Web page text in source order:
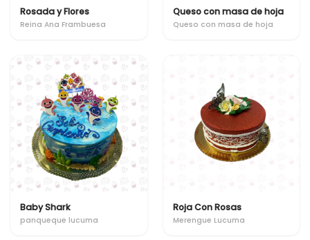
Rosada y Flores
Reina Ana Frambuesa
Queso con masa de hoja
Queso con masa de hoja
Baby Shark
panqueque lucuma
Roja Con Rosas
Merengue Lucuma